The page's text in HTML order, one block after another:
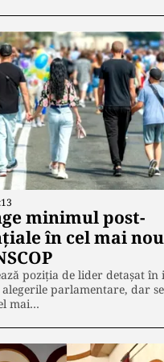
minimul post-
în cel mai nou
poziția de lider detașat în
parlamentare, dar
mai…